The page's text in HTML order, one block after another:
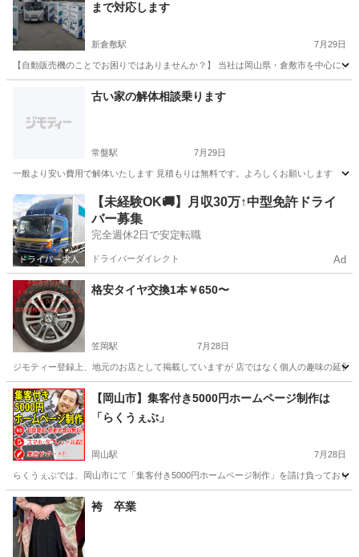
まで対応します
新倉敷駅 7月29日
【自動販売機のことでお困りではありませんか？】 当社は岡山県・倉敷市を中心に
新倉敷駅 その他 自動販売機
古い家の解体相談乗ります
常盤駅 7月29日
一般より安い費用で解体いたします 見積もりは無料です。よろしくお願いします
岡山 倉敷市 常盤駅 その他
【未経験OK🚚】月収30万↑中型免許ドライ
バー募集
完全週休2日で安定転職
ドライバーダイレクト Ad
格安タイヤ交換1本￥650〜
笠岡駅 7月28日
ジモティー登録上、地元のお店として掲載していますが 店ではなく個人の趣味の延
岡山 笠岡市 笠岡駅 その他 タイヤ
【岡山市】集客付き5000円ホームページ制作は
「らくうぇぶ」
岡山駅 7月28日
らくうぇぶでは、岡山市にて「集客付き5000円ホームページ制作」を請け負ってお
岡山 岡山市 岡山駅
その他 ホームページ制作
袴 卒業